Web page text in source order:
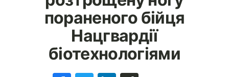
пораненого бійця
Нацгвардії
біотехнологіями